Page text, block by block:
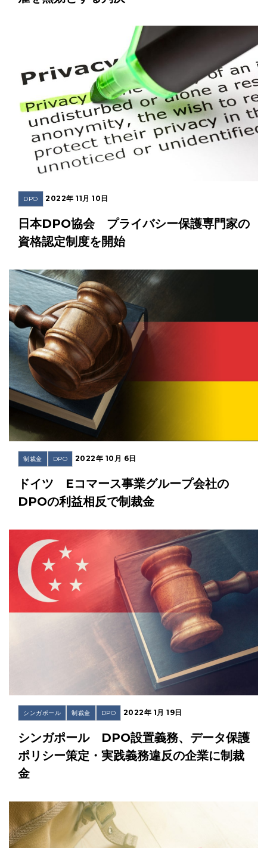
DPO 2022年 11月 10日
日本DPO協会 プライバシー保護専門家の
資格認定制度を開始
制裁金 DPO 2022年 10月 6日
ドイツ Eコマース事業グループ会社の
DPOの利益相反で制裁金
シンガポール 制裁金 DPO 2022年 1月 19日
シンガポール DPO設置義務、データ保護
ポリシー策定・実践義務違反の企業に制裁
金